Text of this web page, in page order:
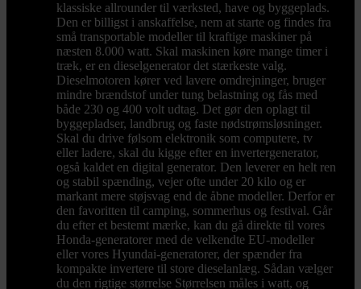
klassiske allrounder til værksted, have og byggeplads.
Den er billigst i anskaffelse, nem at starte og findes fra
små transportable modeller til kraftige maskiner på
næsten 8.000 watt. Skal maskinen køre mange timer i
træk, er en dieselgenerator det stærkeste valg.
Dieselmotoren kører ved lavere omdrejninger, bruger
mindre brændstof under tung belastning og fås med
både 230 og 400 volt udtag. Det gør den oplagt til
byggepladser, landbrug og faste nødstrømsløsninger.
Skal du drive følsom elektronik som computere, tv
eller ladere, skal du kigge efter en invertergenerator,
også kaldet en digital generator. Den leverer en helt ren
og stabil spænding, vejer ofte under 20 kilo og er
markant mere støjsvag end de åbne modeller. Derfor er
den favoritten til camping, sommerhus og festival. Går
du efter et bestemt mærke, kan du gå direkte til vores
Honda-generatorer med de velkendte EU-modeller
eller vores Hyundai-generatorer, der spænder fra
kompakte invertere til store dieselanlæg. Sådan vælger
du den rigtige størrelse Størrelsen måles i watt, og